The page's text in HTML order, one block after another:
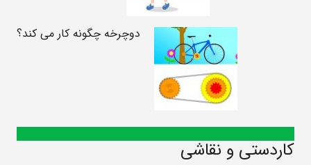
دوچرخه چگونه کار می کند؟
کاردستی و نقاشی